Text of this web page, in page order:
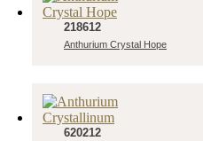
218612
Anthurium Crystal Hope
620212